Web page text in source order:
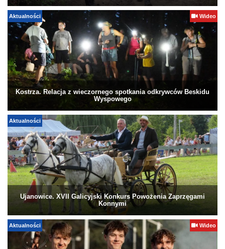
Aktualności Wideo
Kostrza. Relacja z wieczornego spotkania odkrywców Beskidu
Wyspowego
Aktualności
Ujanowice. XVII Galicyjski Konkurs Powożenia Zaprzęgami
Konnymi
Aktualności Wideo